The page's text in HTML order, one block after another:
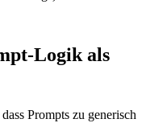
Logik als
Prompts zu generisch